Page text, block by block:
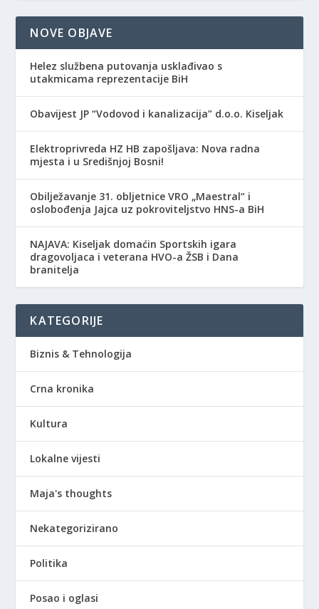
NOVE OBJAVE
Helez službena putovanja usklađivao s
utakmicama reprezentacije BiH
Obavijest JP “Vodovod i kanalizacija” d.o.o. Kiseljak
Elektroprivreda HZ HB zapošljava: Nova radna
mjesta i u Središnjoj Bosni!
Obilježavanje 31. obljetnice VRO „Maestral“ i
oslobođenja Jajca uz pokroviteljstvo HNS-a BiH
NAJAVA: Kiseljak domaćin Sportskih igara
dragovoljaca i veterana HVO-a ŽSB i Dana
branitelja
KATEGORIJE
Biznis & Tehnologija
Crna kronika
Kultura
Lokalne vijesti
Maja's thoughts
Nekategorizirano
Politika
Posao i oglasi